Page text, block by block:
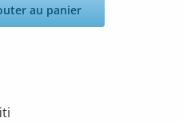
au panier